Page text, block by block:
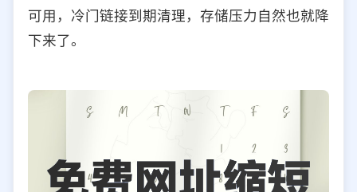
可用，冷门链接到期清理，存储压力自然也就降
下来了。